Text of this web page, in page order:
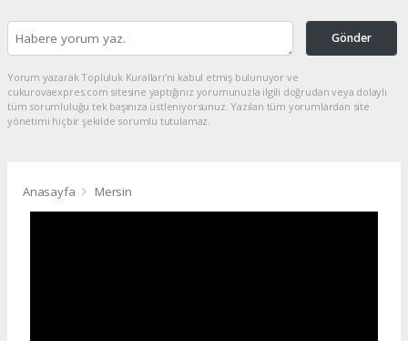
Gönder
Yorum yazarak Topluluk Kuralları’nı kabul etmiş bulunuyor ve
cukurovaexpres.com sitesine yaptığınız yorumunuzla ilgili doğrudan veya dolaylı
tüm sorumluluğu tek başınıza üstleniyorsunuz. Yazılan tüm yorumlardan site
yönetimi hiçbir şekilde sorumlu tutulamaz.
Anasayfa Mersin